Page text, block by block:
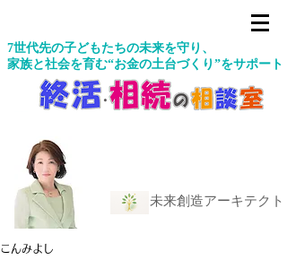
7世代先の子どもたちの未来を守り、
家族と社会を育む“お金の土台づくり”をサポート
未来創造アーキテクト
こんみよし